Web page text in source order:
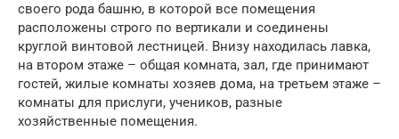
своего рода башню, в которой все помещения
расположены строго по вертикали и соединены
круглой винтовой лестницей. Внизу находилась лавка,
на втором этаже – общая комната, зал, где принимают
гостей, жилые комнаты хозяев дома, на третьем этаже –
комнаты для прислуги, учеников, разные
хозяйственные помещения.